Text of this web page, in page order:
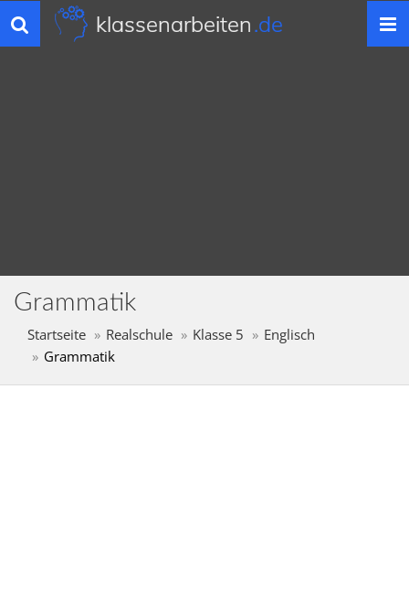
Toggle
navigation
klassenarbeiten.de
Grammatik
Startseite Realschule Klasse 5
Englisch
Grammatik